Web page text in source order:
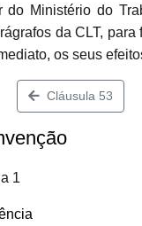
do Ministério do
da CLT, para
os seus
Cláusula 53
1